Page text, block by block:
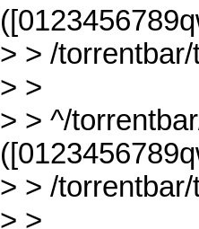
> > /
> >
> > ^/
> > /
> > rewrite